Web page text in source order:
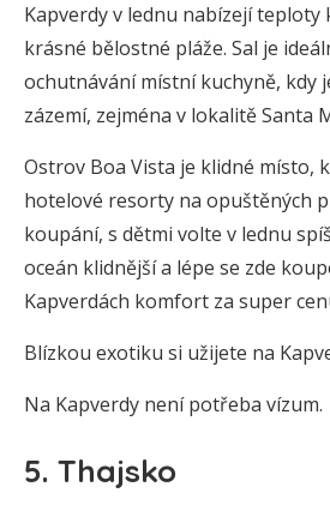
Kapverdy v lednu nabízejí teploty
krásné bělostné pláže. Sal je
ochutnávání místní kuchyně, kdy
zázemí, zejména v lokalitě Santa
Ostrov Boa Vista je klidné místo,
hotelové resorty na opuštěných
koupání, s dětmi volte v lednu
oceán klidnější a lépe se zde
Kapverdách komfort za super
Blízkou exotiku si užijete na
Na Kapverdy není potřeba vízum.
5. Thajsko